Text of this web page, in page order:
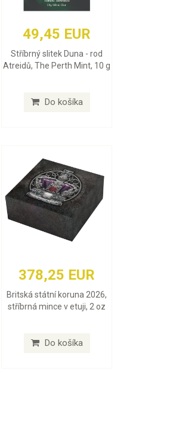
49,45 EUR
Stříbrný slitek Duna - rod
Atreidů, The Perth Mint, 10 g
Do košíka
378,25 EUR
Britská státní koruna 2026,
stříbrná mince v etuji, 2 oz
Do košíka